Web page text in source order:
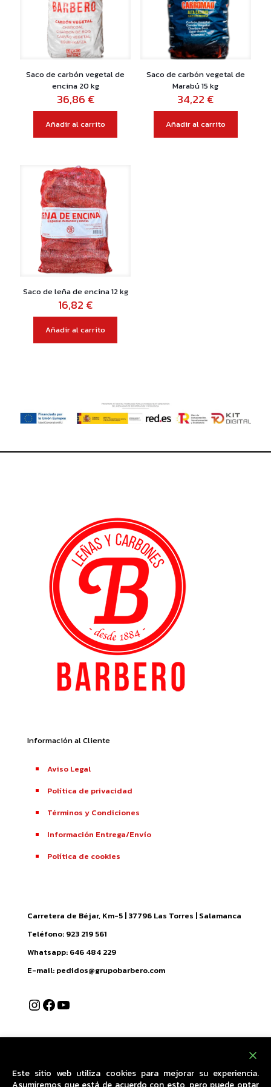
pueden
producto
Saco de carbón vegetal de
encina 20 kg
36,86 €
Añadir al carrito
Saco de carbón vegetal de
Marabú 15 kg
34,22 €
Añadir al carrito
Saco de leña de encina 12 kg
16,82 €
Añadir al carrito
Información al Cliente
Aviso Legal
Política de privacidad
Términos y Condiciones
Información Entrega/Envío
Política de cookies
Carretera de Béjar, Km-5 | 37796 Las Torres | Salamanca
Teléfono: 923 219 561
Whatsapp: 646 484 229
E-mail: pedidos@grupobarbero.com
Instagram
Facebook
Copyright © 2024 Leñas y Carbones Barbero. All Rights
Este sitio web utiliza cookies para mejorar su experiencia.